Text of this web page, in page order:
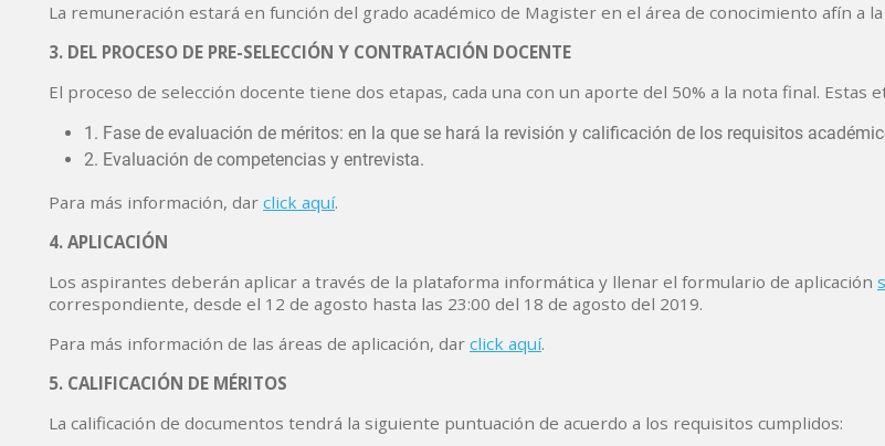
La remuneración estará en función del grado académico de Magister en el área de conocimiento afín a
3. DEL PROCESO DE PRE-SELECCIÓN Y CONTRATACIÓN DOCENTE
El proceso de selección docente tiene dos etapas, cada una con un aporte del 50% a la nota final. Estas
1. Fase de evaluación de méritos: en la que se hará la revisión y calificación de los requisitos
2. Evaluación de competencias y entrevista.
Para más información, dar click aquí.
4. APLICACIÓN
Los aspirantes deberán aplicar a través de la plataforma informática y llenar el formulario de aplicación
correspondiente, desde el 12 de agosto hasta las 23:00 del 18 de agosto del 2019.
Para más información de las áreas de aplicación, dar click aquí.
5. CALIFICACIÓN DE MÉRITOS
La calificación de documentos tendrá la siguiente puntuación de acuerdo a los requisitos cumplidos: